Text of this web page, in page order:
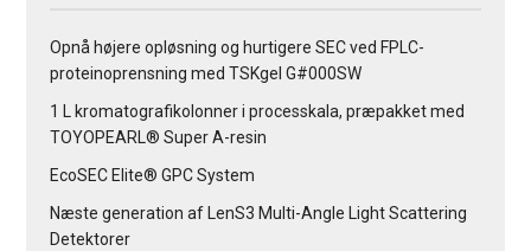
Opnå højere opløsning og hurtigere SEC ved FPLC-
proteinoprensning med TSKgel G#000SW
1 L kromatografikolonner i processkala, præpakket med
TOYOPEARL® Super A-resin
EcoSEC Elite® GPC System
Næste generation af LenS3 Multi-Angle Light Scattering
Detektorer